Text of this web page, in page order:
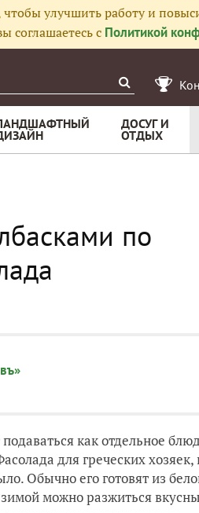
улучшить работу и
соглашаетесь с Политикой
ДОСУГ И
ОТДЫХ
по
как отдельное
для греческих хозяек,
Обычно его готовят из
можно разжиться